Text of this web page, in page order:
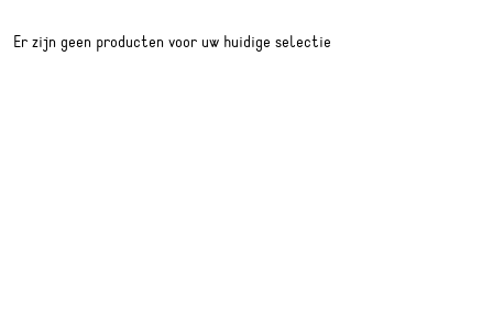
Er zijn geen producten voor uw huidige selectie